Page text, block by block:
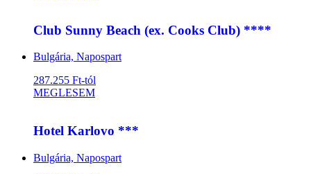
Club Sunny Beach (ex. Cooks Club) ****
Bulgária, Napospart
287.255 Ft-tól
MEGLESEM
Hotel Karlovo ***
Bulgária, Napospart